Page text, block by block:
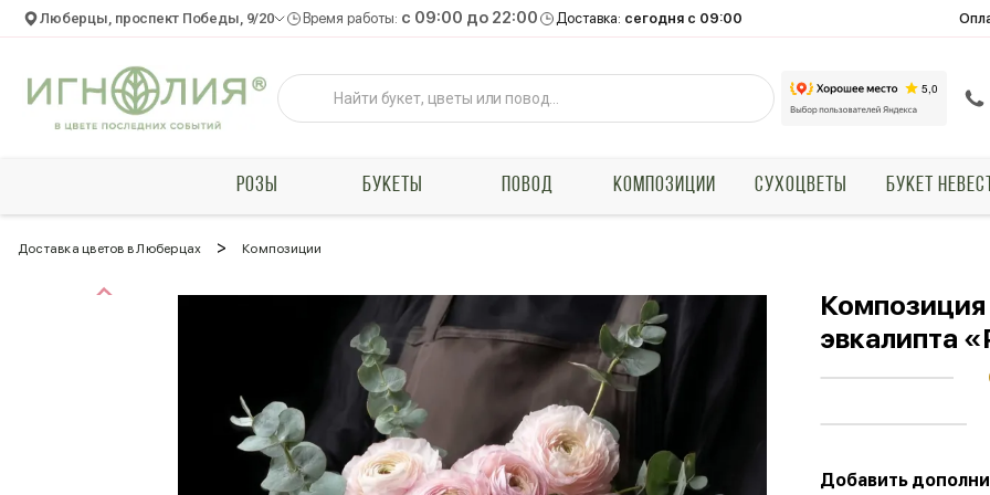
Люберцы, проспект Победы, 9/20 Время работы: c 09:00 до 22:00 Доставка: сегодня с 09:00
РОЗЫ БУКЕТЫ ПОВОД КОМПОЗИЦИИ СУХОЦВЕТЫ БУКЕТ
Доставка цветов в Люберцах > Композиции
Композиция
эвкалипта
Добавить